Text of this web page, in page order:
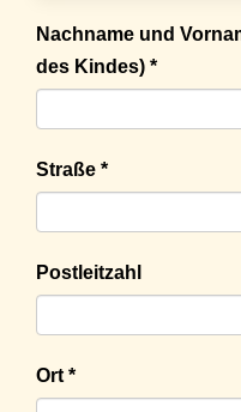
Nachname und
des Kindes) *
Straße *
Postleitzahl
Ort *